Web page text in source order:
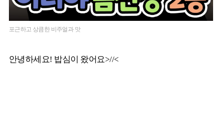
포근하고 상큼한 비주얼과 맛
안녕하세요! 밥심이 왔어요>//<